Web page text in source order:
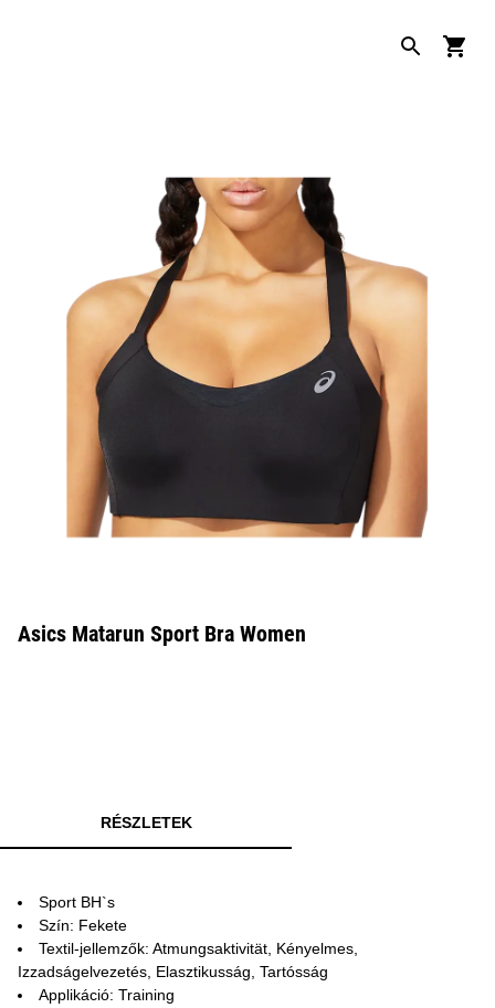
Asics Matarun Sport Bra Women
RÉSZLETEK
Sport BH`s
Szín: Fekete
Textil-jellemzők: Atmungsaktivität, Kényelmes,
Izzadságelvezetés, Elasztikusság, Tartósság
Applikáció: Training